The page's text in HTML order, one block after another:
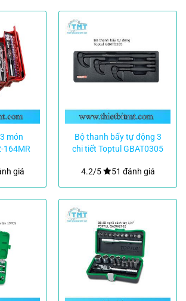
món
164MR
giá
Bộ thanh bẩy tự động 3
chi tiết Toptul GBAT0305
4.2/5 51 đánh giá